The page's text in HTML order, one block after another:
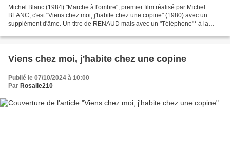
Michel Blanc (1984) "Marche à l'ombre", premier film réalisé par Michel
BLANC, c'est "Viens chez moi, j'habite chez une copine" (1980) avec un
supplément d'âme. Un titre de RENAUD mais avec un "Téléphone"* à la
Viens chez moi, j'habite chez une copine
Publié le 07/10/2024 à 10:00
Par Rosalie210